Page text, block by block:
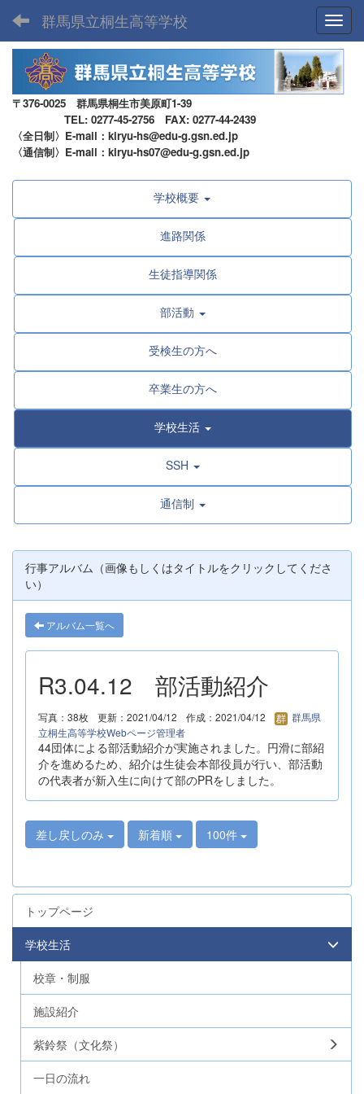
群馬県立桐生高等学校
〒376-0025 群馬県桐生市美原町1-39
TEL: 0277-45-2756 FAX: 0277-44-2439
〈全日制〉E-mail：kiryu-hs@edu-g.gsn.ed.jp
〈通信制〉E-mail：kiryu-hs07@edu-g.gsn.ed.jp
学校概要
進路関係
生徒指導関係
部活動
受検生の方へ
卒業生の方へ
学校生活
SSH
通信制
行事アルバム（画像もしくはタイトルをクリックしてくださ
い）
アルバム一覧へ
R3.04.12 部活動紹介
写真：38枚 更新：2021/04/12 作成：2021/04/12
群馬県
立桐生高等学校Webページ管理者
44団体による部活動紹介が実施されました。円滑に部紹
介を進めるため、紹介は生徒会本部役員が行い、部活動
の代表者が新入生に向けて部のPRをしました。
差し戻しのみ 新着順 100件
トップページ
学校生活
校章・制服
施設紹介
紫鈴祭（文化祭）
一日の流れ